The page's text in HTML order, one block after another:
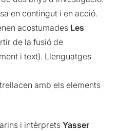
en contingut i en acció.
acostumades Les
de la fusió de
i text). Llenguatges
amb els elements
i intèrpretsYasser